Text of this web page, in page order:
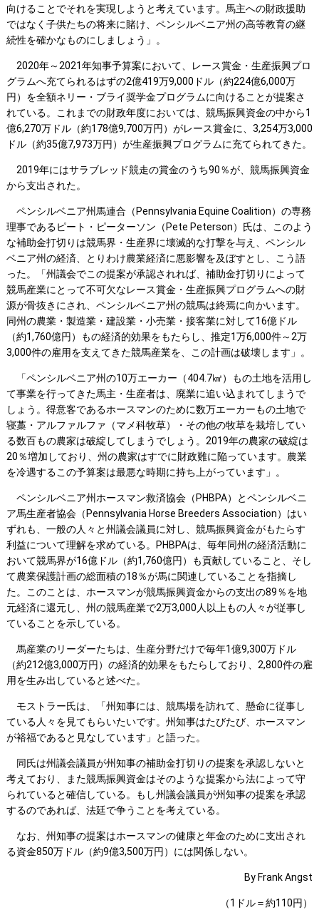
向けることでそれを実現しようと考えています。馬主への財政援助
ではなく子供たちの将来に賭け、ペンシルベニア州の高等教育の継
続性を確かなものにしましょう」。
2020年～2021年知事予算案において、レース賞金・生産振興プロ
グラムへ充てられるはずの2億419万9,000ドル（約224億6,000万
円）を全額ネリー・ブライ奨学金プログラムに向けることが提案さ
れている。これまでの財政年度においては、競馬振興資金の中から1
億6,270万ドル（約178億9,700万円）がレース賞金に、3,254万3,000
ドル（約35億7,973万円）が生産振興プログラムに充てられてきた。
2019年にはサラブレッド競走の賞金のうち90％が、競馬振興資金
から支出された。
ペンシルベニア州馬連合（Pennsylvania Equine Coalition）の専務
理事であるピート・ピーターソン（Pete Peterson）氏は、このよう
な補助金打切りは競馬界・生産界に壊滅的な打撃を与え、ペンシル
ベニア州の経済、とりわけ農業経済に悪影響を及ぼすとし、こう語
った。「州議会でこの提案が承認されれば、補助金打切りによって
競馬産業にとって不可欠なレース賞金・生産振興プログラムへの財
源が骨抜きにされ、ペンシルベニア州の競馬は終焉に向かいます。
同州の農業・製造業・建設業・小売業・接客業に対して16億ドル
（約1,760億円）もの経済的効果をもたらし、推定1万6,000件～2万
3,000件の雇用を支えてきた競馬産業を、この計画は破壊します」。
「ペンシルベニア州の10万エーカー（404.7㎢）もの土地を活用し
て事業を行ってきた馬主・生産者は、廃業に追い込まれてしまうで
しょう。得意客であるホースマンのために数万エーカーもの土地で
寝藁・アルファルファ（マメ科牧草）・その他の牧草を栽培してい
る数百もの農家は破綻してしまうでしょう。2019年の農家の破綻は
20％増加しており、州の農家はすでに財政難に陥っています。農業
を冷遇するこの予算案は最悪な時期に持ち上がっています」。
ペンシルベニア州ホースマン救済協会（PHBPA）とペンシルベニ
ア馬生産者協会（Pennsylvania Horse Breeders Association）はい
ずれも、一般の人々と州議会議員に対し、競馬振興資金がもたらす
利益について理解を求めている。PHBPAは、毎年同州の経済活動に
おいて競馬界が16億ドル（約1,760億円）も貢献していること、そし
て農業保護計画の総面積の18％が馬に関連していることを指摘し
た。このことは、ホースマンが競馬振興資金からの支出の89％を地
元経済に還元し、州の競馬産業で2万3,000人以上もの人々が従事し
ていることを示している。
馬産業のリーダーたちは、生産分野だけで毎年1億9,300万ドル
（約212億3,000万円）の経済的効果をもたらしており、2,800件の雇
用を生み出していると述べた。
モストラー氏は、「州知事には、競馬場を訪れて、懸命に従事し
ている人々を見てもらいたいです。州知事はたびたび、ホースマン
が裕福であると見なしています」と語った。
同氏は州議会議員が州知事の補助金打切りの提案を承認しないと
考えており、また競馬振興資金はそのような提案から法によって守
られていると確信している。もし州議会議員が州知事の提案を承認
するのであれば、法廷で争うことを考えている。
なお、州知事の提案はホースマンの健康と年金のために支出され
る資金850万ドル（約9億3,500万円）には関係しない。
By Frank Angst
（1ドル＝約110円）